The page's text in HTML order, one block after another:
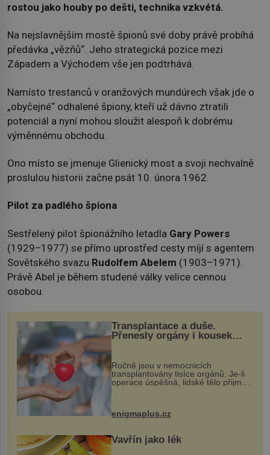
rostou jako houby po dešti, technika vzkvétá.
Na nejslavnějším mostě špionů své doby právě probíhá
předávka „vězňů“. Jeho strategická pozice mezi
Západem a Východem vše jen podtrhává.
Namísto trestanců v oranžových mundúrech však jde o
„obyčejné“ odhalené špiony, kteří už dávno ztratili
potenciál a nyní mohou sloužit alespoň k dobrému
výměnnému obchodu.
Ono místo se jmenuje Glienický most a svoji nechvalně
proslulou historii začne psát 10. února 1962.
Pilot za padlého špiona
Sestřelený pilot špionážního letadla Gary Powers
(1929–1977) se přímo uprostřed cesty míjí s agentem
Sovětského svazu Rudolfem Abelem (1903–1971).
Právě Abel je během studené války velice cennou
osobou.
Transplantace a duše.
Přenesly orgány i kousek
Ročně jsou v nemocnicích
transplantovány tisíce orgánů. Je-li
operace úspěšná, lidské tělo přijme
enigmaplus.cz
Vavřín jako lék